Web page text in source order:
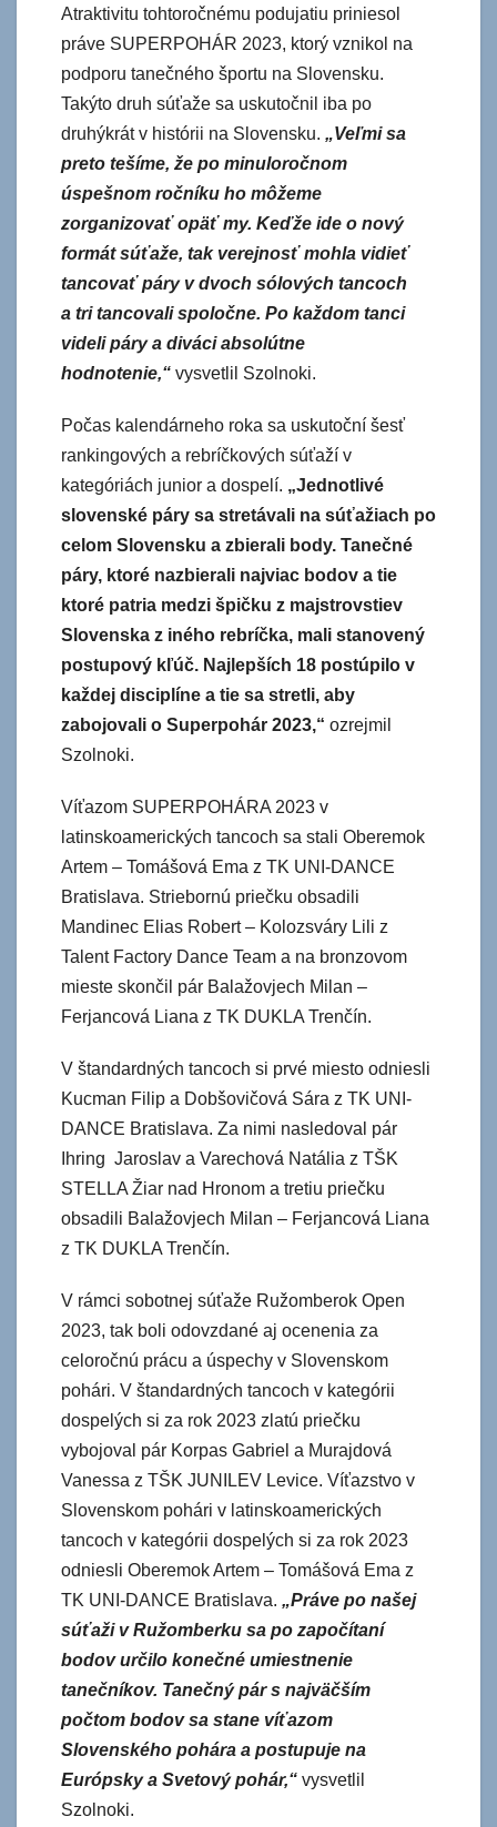
Atraktivitu tohtoročnému podujatiu priniesol
práve SUPERPOHÁR 2023, ktorý vznikol na
podporu tanečného športu na Slovensku.
Takýto druh súťaže sa uskutočnil iba po
druhýkrát v histórii na Slovensku. „Veľmi sa
preto tešíme, že po minuloročnom
úspešnom ročníku ho môžeme
zorganizovať opäť my. Keďže ide o nový
formát súťaže, tak verejnosť mohla vidieť
tancovať páry v dvoch sólových tancoch
a tri tancovali spoločne. Po každom tanci
videli páry a diváci absolútne
hodnotenie,“ vysvetlil Szolnoki.
Počas kalendárneho roka sa uskutoční šesť
rankingových a rebríčkových súťaží v
kategóriách junior a dospelí. „Jednotlivé
slovenské páry sa stretávali na súťažiach po
celom Slovensku a zbierali body. Tanečné
páry, ktoré nazbierali najviac bodov a tie
ktoré patria medzi špičku z majstrovstiev
Slovenska z iného rebríčka, mali stanovený
postupový kľúč. Najlepších 18 postúpilo v
každej disciplíne a tie sa stretli, aby
zabojovali o Superpohár 2023,“ ozrejmil
Szolnoki.
Víťazom SUPERPOHÁRA 2023 v
latinskoamerických tancoch sa stali Oberemok
Artem – Tomášová Ema z TK UNI-DANCE
Bratislava. Striebornú priečku obsadili
Mandinec Elias Robert – Kolozsváry Lili z
Talent Factory Dance Team a na bronzovom
mieste skončil pár Balažovjech Milan –
Ferjancová Liana z TK DUKLA Trenčín.
V štandardných tancoch si prvé miesto odniesli
Kucman Filip a Dobšovičová Sára z TK UNI-
DANCE Bratislava. Za nimi nasledoval pár
Ihring Jaroslav a Varechová Natália z TŠK
STELLA Žiar nad Hronom a tretiu priečku
obsadili Balažovjech Milan – Ferjancová Liana
z TK DUKLA Trenčín.
V rámci sobotnej súťaže Ružomberok Open
2023, tak boli odovzdané aj ocenenia za
celoročnú prácu a úspechy v Slovenskom
pohári. V štandardných tancoch v kategórii
dospelých si za rok 2023 zlatú priečku
vybojoval pár Korpas Gabriel a Murajdová
Vanessa z TŠK JUNILEV Levice. Víťazstvo v
Slovenskom pohári v latinskoamerických
tancoch v kategórii dospelých si za rok 2023
odniesli Oberemok Artem – Tomášová Ema z
TK UNI-DANCE Bratislava. „Práve po našej
súťaži v Ružomberku sa po započítaní
bodov určilo konečné umiestnenie
tanečníkov. Tanečný pár s najväčším
počtom bodov sa stane víťazom
Slovenského pohára a postupuje na
Európsky a Svetový pohár,“ vysvetlil
Szolnoki.